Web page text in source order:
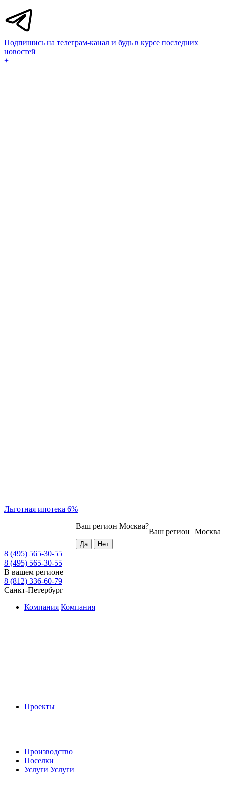
Подпишись на телеграм-канал и будь в курсе последних
новостей
+
Льготная ипотека 6%
Москва
Ваш регион
Ваш регион Москва?
8 (495) 565-30-55
8 (495) 565-30-55
В вашем регионе
8 (812) 336-60-79
Санкт-Петербург
Компания Компания
Проекты
Производство
Поселки
Услуги Услуги